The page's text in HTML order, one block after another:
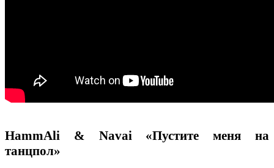
HammAli & Navai «Пустите меня на
танцпол»